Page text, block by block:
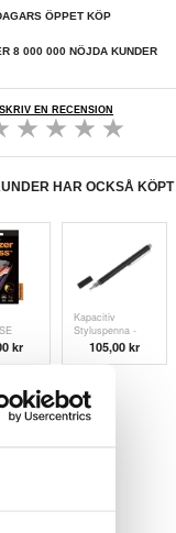
ÖPPET KÖP
8 000 000 NÖJDA KUNDER
SKRIV EN RECENSION
HAR OCKSÅ KÖPT
( kr
Kapacitiv
Styluspenna -
Svart105,00 kr